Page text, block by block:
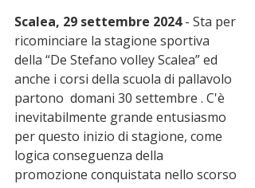
Scalea, 29 settembre 2024 - Sta per
ricominciare la stagione sportiva
della “De Stefano volley Scalea” ed
anche i corsi della scuola di pallavolo
partono  domani 30 settembre . C'è
inevitabilmente grande entusiasmo
per questo inizio di stagione, come
logica conseguenza della
promozione conquistata nello scorso